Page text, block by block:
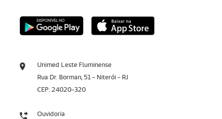
Unimed Leste Fluminense
Rua Dr. Borman, 51 - Niterói - RJ
CEP: 24020-320
Ouvidoria